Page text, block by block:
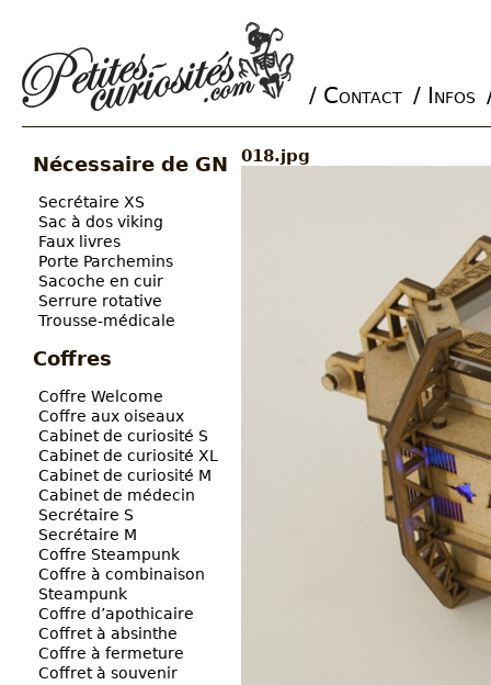
/ Contact / Infos
018.jpg
Nécessaire de GN
Secrétaire XS
Sac à dos viking
Faux livres
Porte Parchemins
Sacoche en cuir
Serrure rotative
Trousse-médicale
Coffres
Coffre Welcome
Coffre aux oiseaux
Cabinet de curiosité S
Cabinet de curiosité XL
Cabinet de curiosité M
Cabinet de médecin
Secrétaire S
Secrétaire M
Coffre Steampunk
Coffre à combinaison
Steampunk
Coffre d’apothicaire
Coffret à absinthe
Coffre à fermeture
Coffret à souvenir